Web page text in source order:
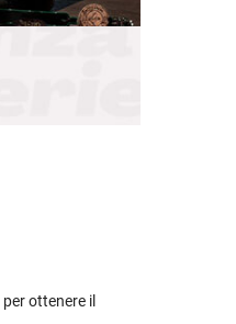
per ottenere il